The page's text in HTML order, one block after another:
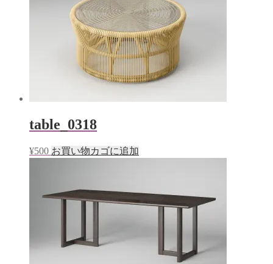
table_0318
¥500 お買い物カゴに追加